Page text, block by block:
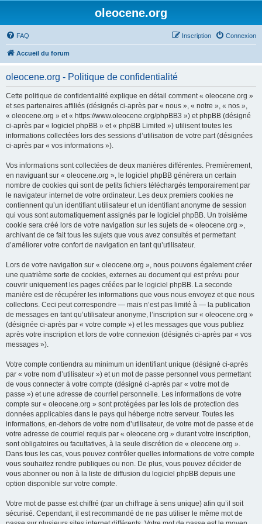
oleocene.org
FAQ Connexion
Inscription
Accueil du forum
oleocene.org - Politique de confidentialité
Cette politique de confidentialité explique en détail comment « oleocene.org »
et ses partenaires affiliés (désignés ci-après par « nous », « notre », « nos »,
« oleocene.org » et « https://www.oleocene.org/phpBB3 ») et phpBB (désigné
ci-après par « logiciel phpBB » et « phpBB Limited ») utilisent toutes les
informations collectées lors des sessions d’utilisation de votre part (désignées
ci-après par « vos informations »).
Vos informations sont collectées de deux manières différentes. Premièrement,
en naviguant sur « oleocene.org », le logiciel phpBB génèrera un certain
nombre de cookies qui sont de petits fichiers téléchargés temporairement par
le navigateur internet de votre ordinateur. Les deux premiers cookies ne
contiennent qu’un identifiant utilisateur et un identifiant anonyme de session
qui vous sont automatiquement assignés par le logiciel phpBB. Un troisième
cookie sera créé lors de votre navigation sur les sujets de « oleocene.org »,
archivant de ce fait tous les sujets que vous avez consultés et permettant
d’améliorer votre confort de navigation en tant qu’utilisateur.
Lors de votre navigation sur « oleocene.org », nous pouvons également créer
une quatrième sorte de cookies, externes au document qui est prévu pour
couvrir uniquement les pages créées par le logiciel phpBB. La seconde
manière est de récupérer les informations que vous nous envoyez et que nous
collectons. Ceci peut correspondre — mais n’est pas limité à — la publication
de messages en tant qu’utilisateur anonyme, l’inscription sur « oleocene.org »
(désignée ci-après par « votre compte ») et les messages que vous publiez
après votre inscription et lors de votre connexion (désignés ci-après par « vos
messages »).
Votre compte contiendra au minimum un identifiant unique (désigné ci-après
par « votre nom d’utilisateur ») et un mot de passe personnel vous permettant
de vous connecter à votre compte (désigné ci-après par « votre mot de
passe ») et une adresse de courriel personnelle. Les informations de votre
compte sur « oleocene.org » sont protégées par les lois de protection des
données applicables dans le pays qui héberge notre serveur. Toutes les
informations, en-dehors de votre nom d’utilisateur, de votre mot de passe et de
votre adresse de courriel requis par « oleocene.org » durant votre inscription,
sont obligatoires ou facultatives, à la seule discrétion de « oleocene.org ».
Dans tous les cas, vous pouvez contrôler quelles informations de votre compte
vous souhaitez rendre publiques ou non. De plus, vous pouvez décider de
vous abonner ou non à la liste de diffusion du logiciel phpBB depuis une
option disponible sur votre compte.
Votre mot de passe est chiffré (par un chiffrage à sens unique) afin qu’il soit
sécurisé. Cependant, il est recommandé de ne pas utiliser le même mot de